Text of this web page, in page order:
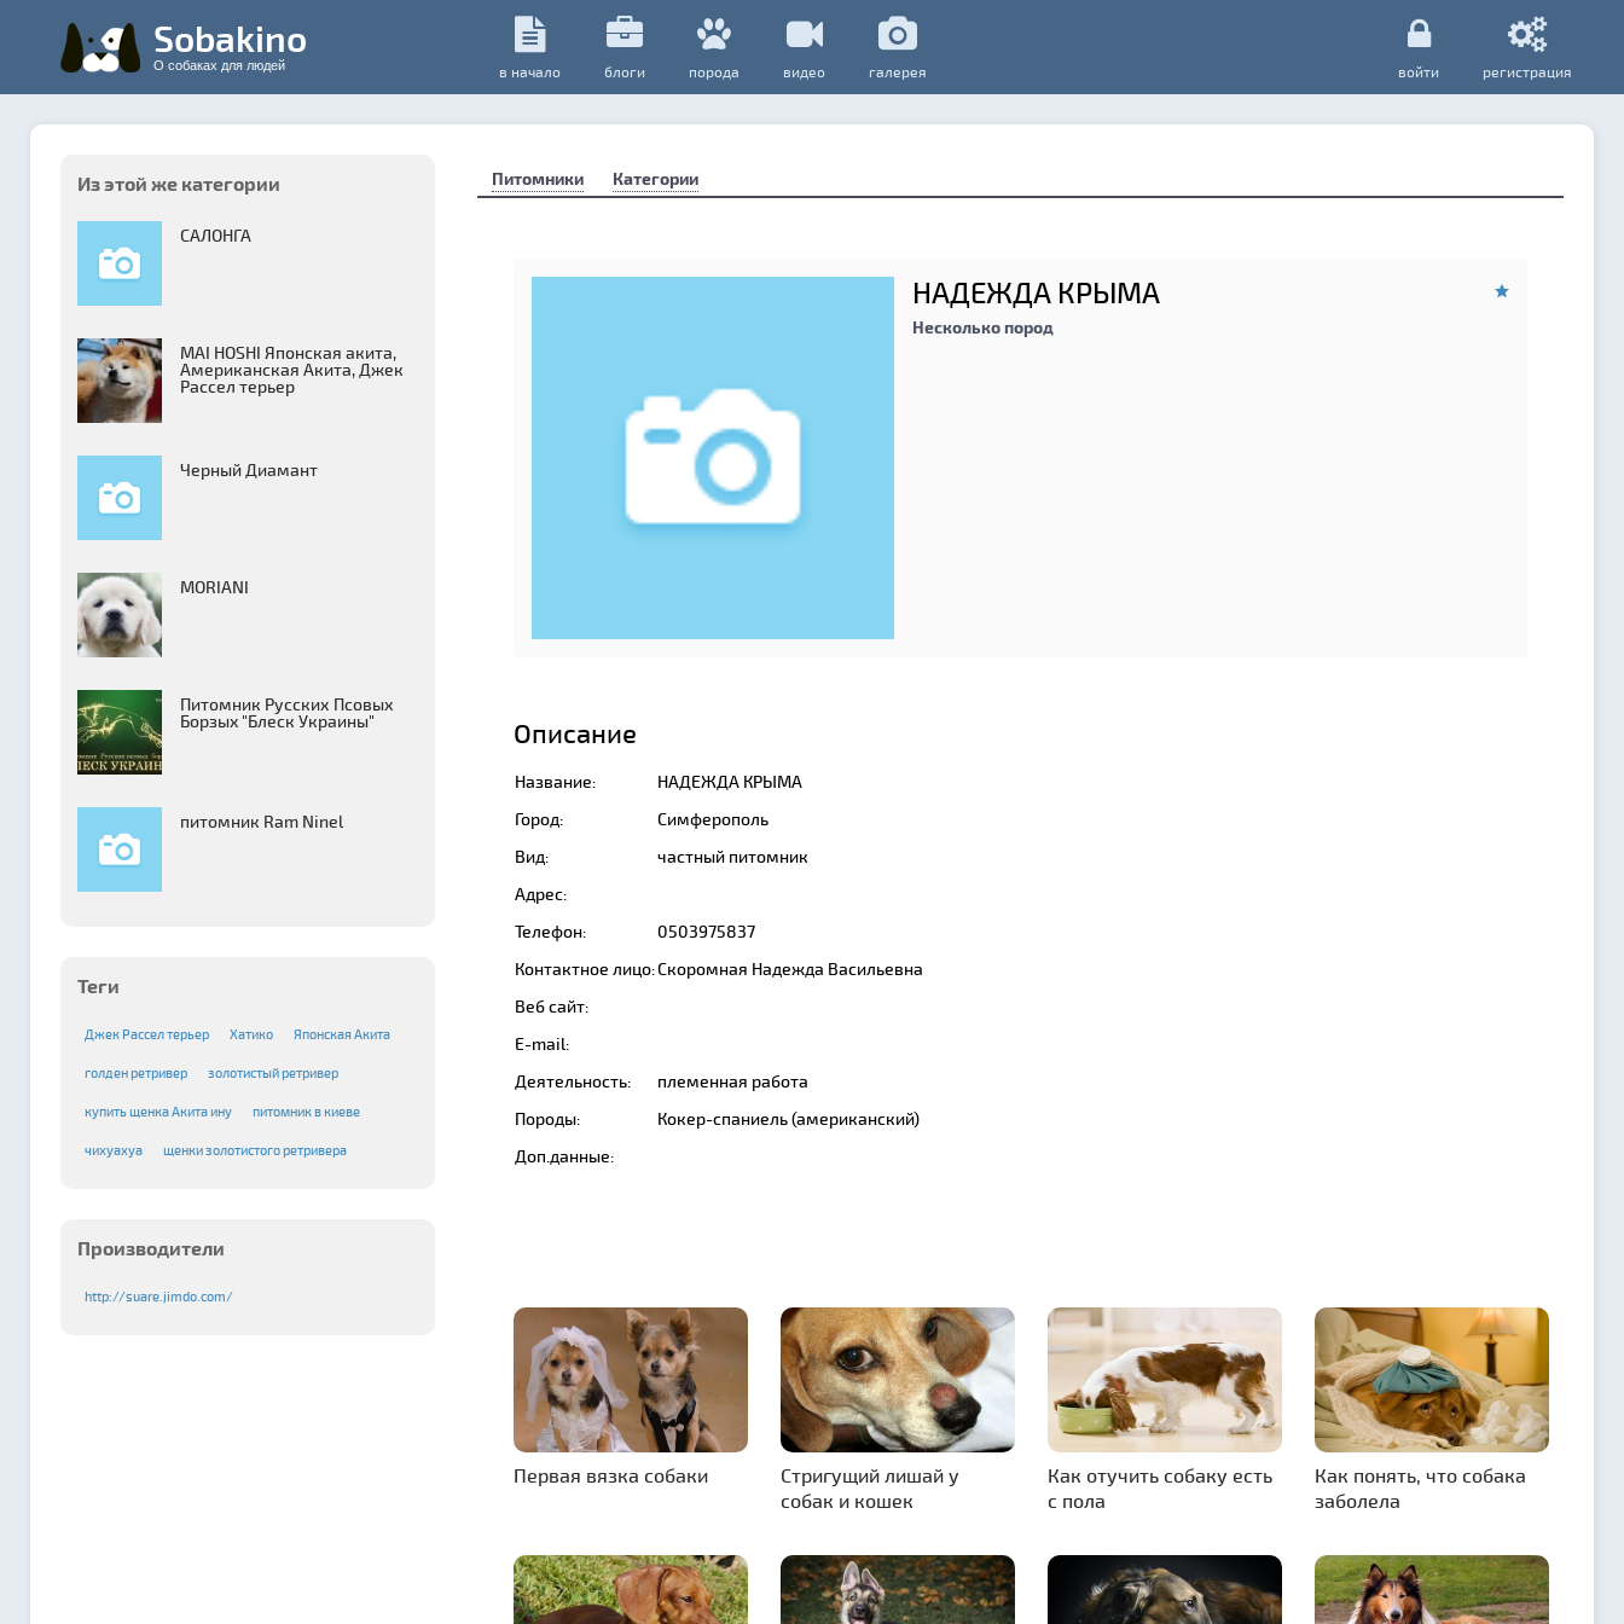
Sobakino
О собаках для людей в начало блоги порода видео галерея войти регистрация
Из этой же категории
САЛОНГА
MAI HOSHI Японская акита,
Американская Акита, Джек
Рассел терьер
Черный Диамант
MORIANI
Питомник Русских Псовых
Борзыx "Блеск Украины"
питомник Ram Ninel
Теги
Джек Рассел терьер Хатико Японская Акита
голден ретривер золотистый ретривер
купить щенка Акита ину питомник в киеве
чихуахуа щенки золотистого ретривера
Производители
http://suare.jimdo.com/
Питомники Категории
НАДЕЖДА КРЫМА
Несколько пород
Описание
Название:
НАДЕЖДА КРЫМА
Город:
Симферополь
Вид:
частный питомник
Адрес:
Телефон:
0503975837
Контактное лицо:Скоромная Надежда Васильевна
Веб сайт:
E-mail:
Деятельность:
племенная работа
Породы:
Кокер-спаниель (американский)
Доп.данные:
Первая вязка собаки
Стригущий лишай у
собак и кошек
Как отучить собаку есть
с пола
Как понять, что собака
заболела